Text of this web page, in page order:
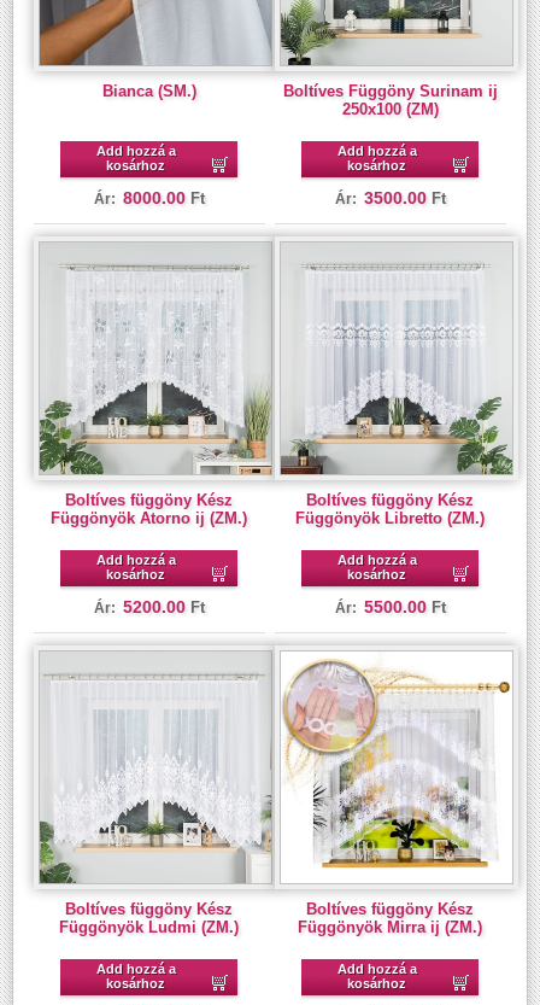
Bianca (SM.)
Add hozzá a
kosárhoz
Ár: 8000.00 Ft
Boltíves Függöny Surinam ij
250x100 (ZM)
Add hozzá a
kosárhoz
Ár: 3500.00 Ft
Boltíves függöny Kész
Függönyök Atorno ij (ZM.)
Add hozzá a
kosárhoz
Ár: 5200.00 Ft
Boltíves függöny Kész
Függönyök Libretto (ZM.)
Add hozzá a
kosárhoz
Ár: 5500.00 Ft
Boltíves függöny Kész
Függönyök Ludmi (ZM.)
Add hozzá a
kosárhoz
Boltíves függöny Kész
Függönyök Mirra ij (ZM.)
Add hozzá a
kosárhoz